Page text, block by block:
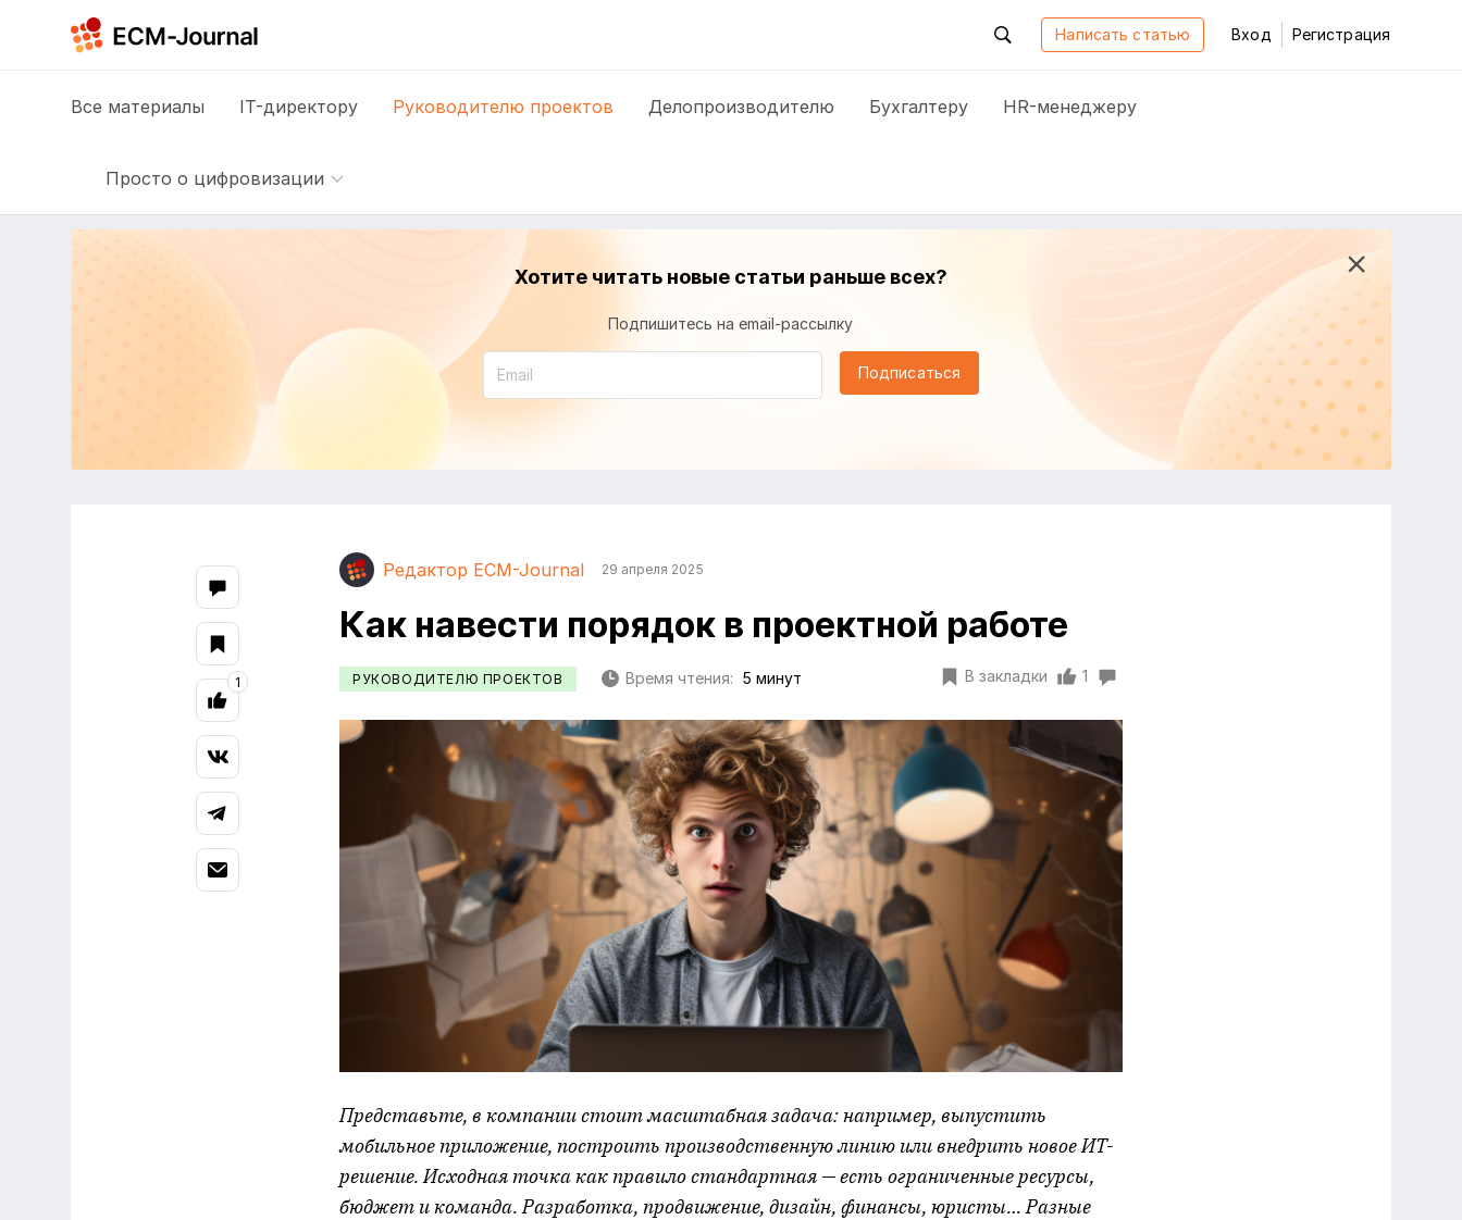
Написать статью Вход Регистрация
Все материалы IT-директору Руководителю проектов Делопроизводителю Бухгалтеру HR-менеджеру
Просто о цифровизации
Хотите читать новые статьи раньше всех?
Подпишитесь на email-рассылку
Подписаться
Редактор ECM-Journal 29 апреля 2025
Как навести порядок в проектной работе
РУКОВОДИТЕЛЮ ПРОЕКТОВ Время чтения: 5 минут В закладки 1
Представьте, в компании стоит масштабная задача: например, выпустить
мобильное приложение, построить производственную линию или внедрить новое ИТ-
решение. Исходная точка как правило стандартная — есть ограниченные ресурсы,
бюджет и команда. Разработка, продвижение, дизайн, финансы, юристы… Разные
1